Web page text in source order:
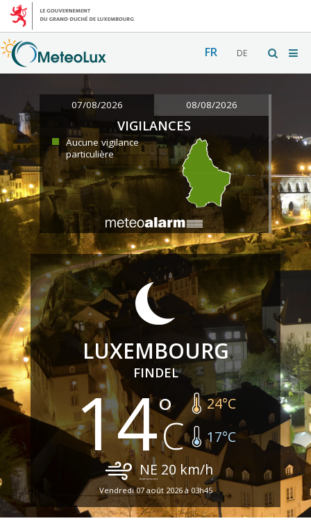
FR DE
07/08/2026 08/08/2026
VIGILANCES
Aucune vigilance
particulière
LUXEMBOURG
FINDEL
14 24°C
17°C
NE 20 km/h
Vendredi 07 août 2026 à 03h45